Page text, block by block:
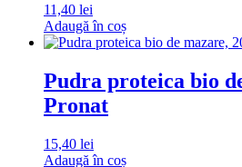
11,40 lei
Adaugă în coș
Pudra proteica bio
Pronat
15,40 lei
Adaugă în coș